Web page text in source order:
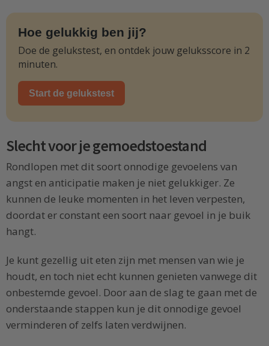
Hoe gelukkig ben jij?
Doe de gelukstest, en ontdek jouw geluksscore in 2
minuten.
Start de gelukstest
Slecht voor je gemoedstoestand
Rondlopen met dit soort onnodige gevoelens van
angst en anticipatie maken je niet gelukkiger. Ze
kunnen de leuke momenten in het leven verpesten,
doordat er constant een soort naar gevoel in je buik
hangt.
Je kunt gezellig uit eten zijn met mensen van wie je
houdt, en toch niet echt kunnen genieten vanwege dit
onbestemde gevoel. Door aan de slag te gaan met de
onderstaande stappen kun je dit onnodige gevoel
verminderen of zelfs laten verdwijnen.